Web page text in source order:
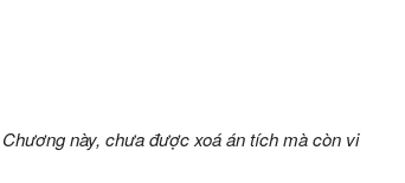
này, chưa được xoá án tích mà còn vi